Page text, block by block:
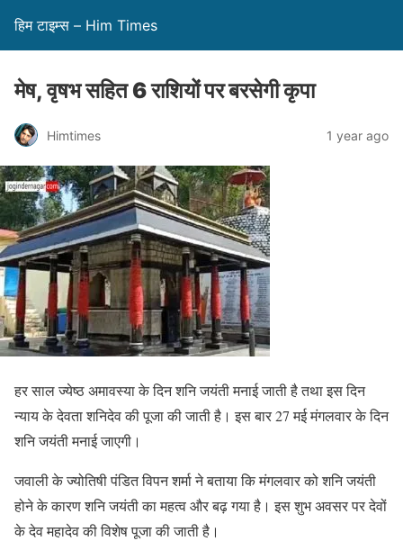
हिम टाइम्स – Him Times
मेष, वृषभ सहित 6 राशियों पर बरसेगी कृपा
Himtimes 1 year ago
हर साल ज्येष्ठ अमावस्या के दिन शनि जयंती मनाई जाती है तथा इस दिन
न्याय के देवता शनिदेव की पूजा की जाती है। इस बार 27 मई मंगलवार के दिन
शनि जयंती मनाई जाएगी।
जवाली के ज्योतिषी पंडित विपन शर्मा ने बताया कि मंगलवार को शनि जयंती
होने के कारण शनि जयंती का महत्व और बढ़ गया है। इस शुभ अवसर पर देवों
के देव महादेव की विशेष पूजा की जाती है।